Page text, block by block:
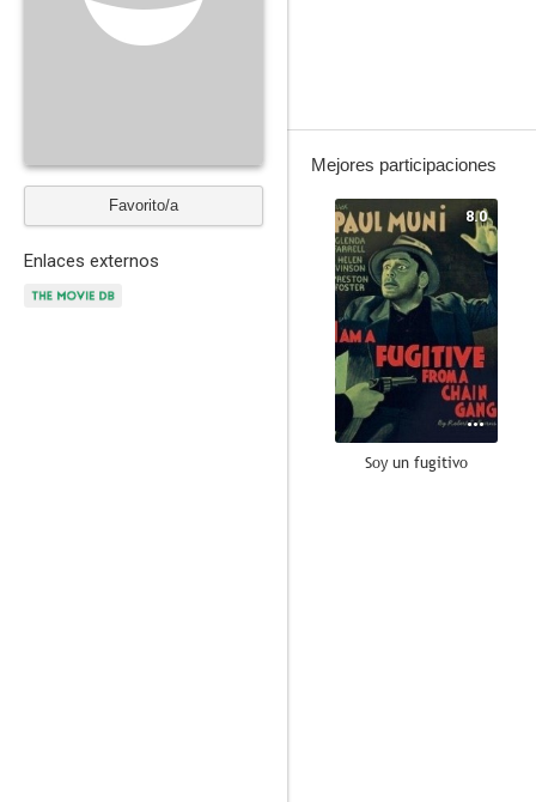
Favorito/a
Enlaces externos
Mejores participaciones
8.0
Soy un fugitivo